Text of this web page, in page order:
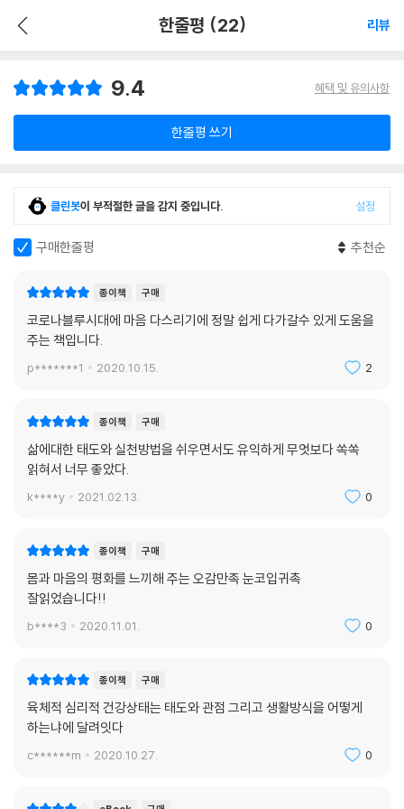
한줄평 (22) 리뷰
9.4 혜택 및 유의사항
한줄평 쓰기
클린봇이 부적절한 글을 감지 중입니다. 설정
구매한줄평 추천순
종이책 구매
코로나블루시대에 마음 다스리기에 정말 쉽게 다가갈수 있게 도움을
주는 책입니다.
p*******1 2020.10.15. 2
종이책 구매
삶에대한 태도와 실천방법을 쉬우면서도 유익하게 무엇보다 쏙쏙
읽혀서 너무 좋았다.
k****y 2021.02.13. 0
종이책 구매
몸과 마음의 평화를 느끼해 주는 오감만족 눈코입귀촉
잘읽었습니다!!
b****3 2020.11.01. 0
종이책 구매
육체적 심리적 건강상태는 태도와 관점 그리고 생활방식을 어떻게
하는냐에 달려잇다
c******m 2020.10.27. 0